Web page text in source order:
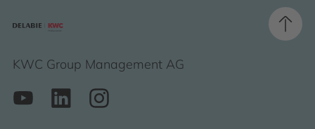
KWC Group Management AG